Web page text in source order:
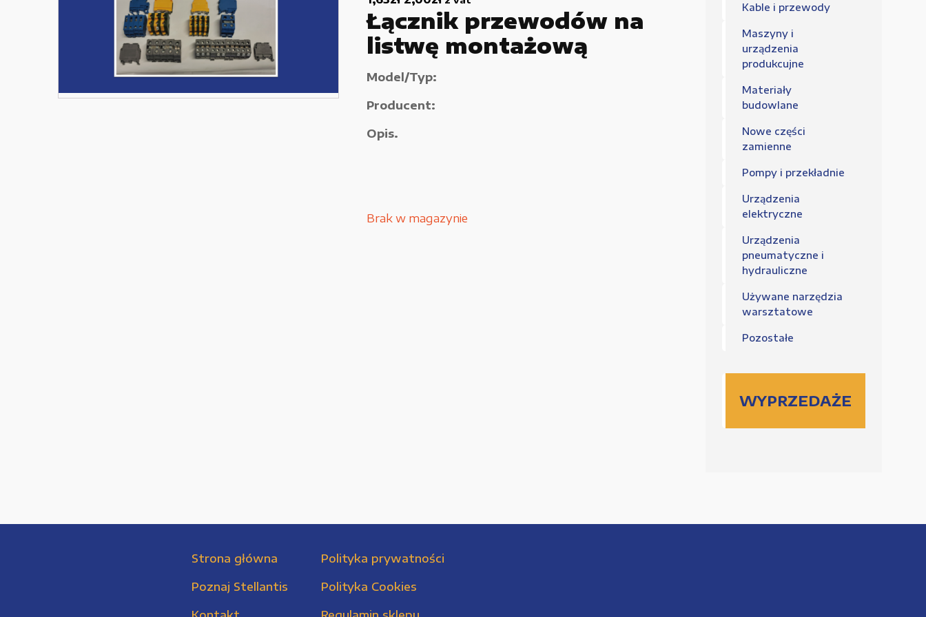
Materiały budowlane
Nowe części zamienne
Używane narzędzia warsztatowe
Pozostałe
Polityka Prywatności
Łącznik przewodów na
listwę montażową
Model/Typ:
Producent:
Opis.
Brak w magazynie
Kable i przewody
Maszyny i
urządzenia
produkcujne
Materiały
budowlane
Nowe części
zamienne
Pompy i przekładnie
Urządzenia
elektryczne
Urządzenia
pneumatyczne i
hydrauliczne
Używane narzędzia
warsztatowe
Pozostałe
WYPRZEDAŻE
Strona główna
Poznaj Stellantis
Polityka prywatności
Polityka Cookies